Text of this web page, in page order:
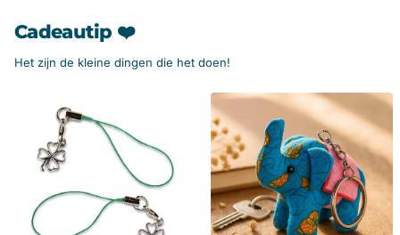
Cadeautip ❤️
Het zijn de kleine dingen die het doen!